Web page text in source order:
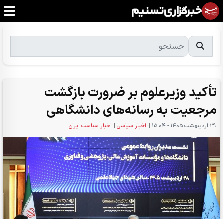
تأکید وزیرعلوم بر ضرورت بازگشت
مرجعیت به رسانه‌های دانشگاهی
29 ارديبهشت 1405 - 15:04 | اخبار سیاسی | اخبار سیاست ایران